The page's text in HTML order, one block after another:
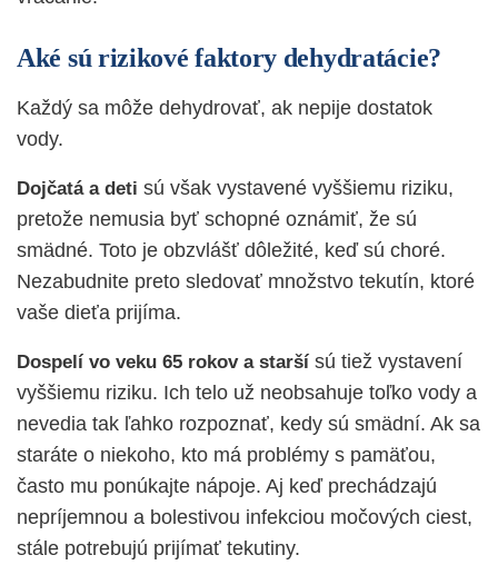
Aké sú rizikové faktory dehydratácie?
Každý sa môže dehydrovať, ak nepije dostatok
vody.
Dojčatá a deti sú však vystavené vyššiemu riziku,
pretože nemusia byť schopné oznámiť, že sú
smädné. Toto je obzvlášť dôležité, keď sú choré.
Nezabudnite preto sledovať množstvo tekutín, ktoré
vaše dieťa prijíma.
Dospelí vo veku 65 rokov a starší sú tiež vystavení
vyššiemu riziku. Ich telo už neobsahuje toľko vody a
nevedia tak ľahko rozpoznať, kedy sú smädní. Ak sa
staráte o niekoho, kto má problémy s pamäťou,
často mu ponúkajte nápoje. Aj keď prechádzajú
nepríjemnou a bolestivou infekciou močových ciest,
stále potrebujú prijímať tekutiny.